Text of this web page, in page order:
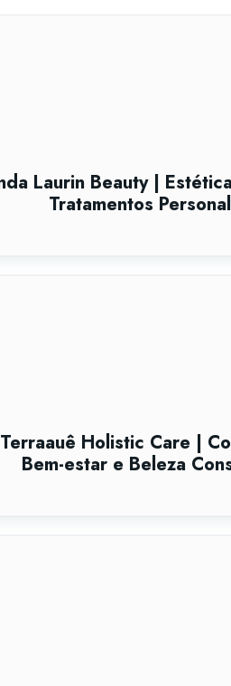
Laurin Beauty |
Tratamentos
Terraauê Holistic Care |
Bem-estar e Beleza